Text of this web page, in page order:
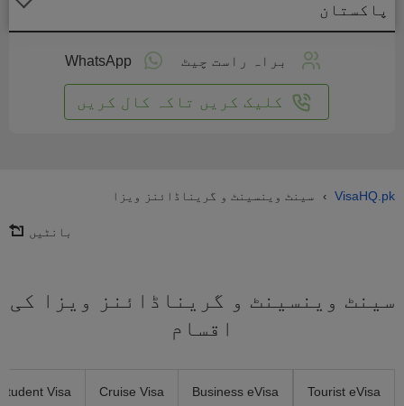
پاکستان
براہ راست چیٹ WhatsApp
کلیک کریں تاکہ کال کریں
VisaHQ.pk
› سینٹ وینسینٹ و گریناڈائنز ویزا
بانٹیں
سینٹ وینسینٹ و گریناڈائنز ویزا کی
اقسام
Tourist eVisa
Business eVisa
Cruise Visa
Student Visa